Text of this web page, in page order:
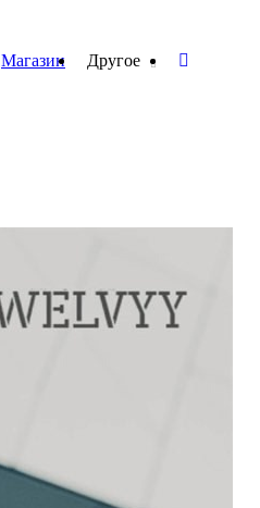
Магазин Другое